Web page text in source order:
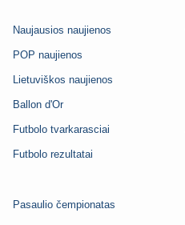
Naujausios naujienos
POP naujienos
Lietuviškos naujienos
Ballon d'Or
Futbolo tvarkarasciai
Futbolo rezultatai
Pasaulio čempionatas